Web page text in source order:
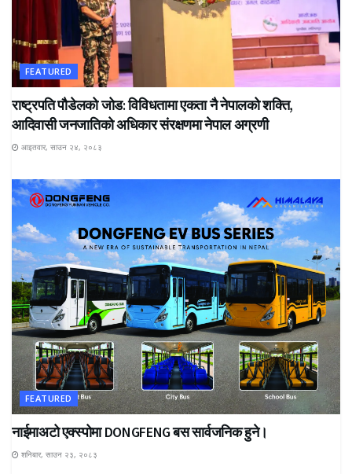
FEATURED
राष्ट्रपति पौडेलको जोड: विविधतामा एकता नै नेपालको शक्ति,
आदिवासी जनजातिको अधिकार संरक्षणमा नेपाल अग्रणी
आइतवार, साउन २४, २०८३
FEATURED
नाईमाअटो एक्स्पोमा DONGFENG बस सार्वजनिक हुने।
शनिबार, साउन २३, २०८३